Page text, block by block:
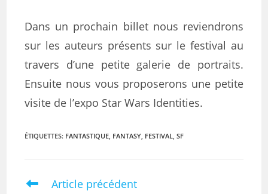
Dans un prochain billet nous reviendrons
sur les auteurs présents sur le festival au
travers d’une petite galerie de portraits.
Ensuite nous vous proposerons une petite
visite de l’expo Star Wars Identities.
ÉTIQUETTES: FANTASTIQUE, FANTASY, FESTIVAL, SF
Article précédent